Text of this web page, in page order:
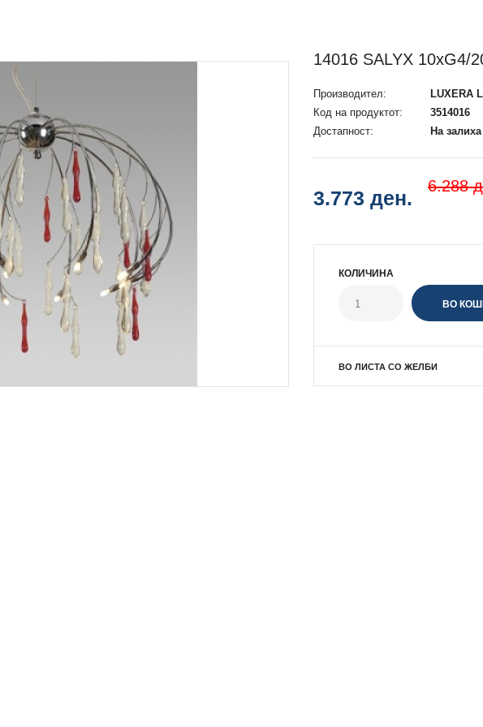
14016 SALYX 10xG4/
Производител:
LUXERA
Код на продуктот:
3514016
Достапност:
На залиха
3.773 ден.
6.288
КОЛИЧИНА
ВО ЛИСТА СО ЖЕЛБИ